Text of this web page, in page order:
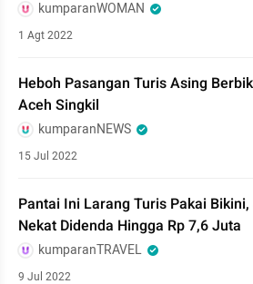
kumparanWOMAN
1 Agt 2022
Heboh Pasangan Turis Asing
Aceh Singkil
kumparanNEWS
15 Jul 2022
Pantai Ini Larang Turis Pakai
Nekat Didenda Hingga Rp 7,6 Juta
kumparanTRAVEL
9 Jul 2022